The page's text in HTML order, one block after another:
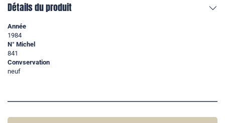
Détails du produit
Année
1984
N° Michel
841
Convservation
neuf